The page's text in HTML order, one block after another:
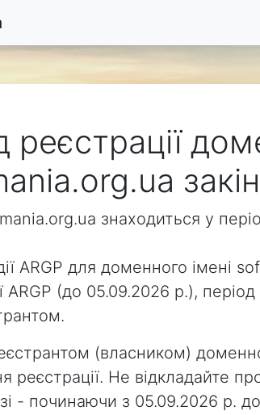
реєстрації
знаходиться у
ARGP для доменного імені
ARGP (до 05.09.2026 р.),
(власником)
реєстрації. Не відкладайте
- починаючи з 05.09.2026 р.